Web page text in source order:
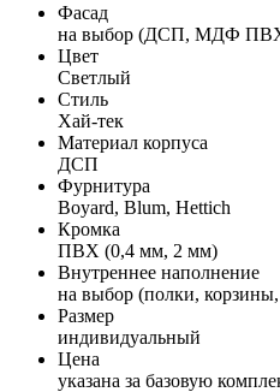
Фасад
на выбор (ДСП, МДФ
Цвет
Светлый
Стиль
Хай-тек
Материал корпуса
ДСП
Фурнитура
Boyard, Blum, Hettich
Кромка
ПВХ (0,4 мм, 2 мм)
Внутреннее наполнение
на выбор (полки,
Размер
индивидуальный
Цена
указана за базовую